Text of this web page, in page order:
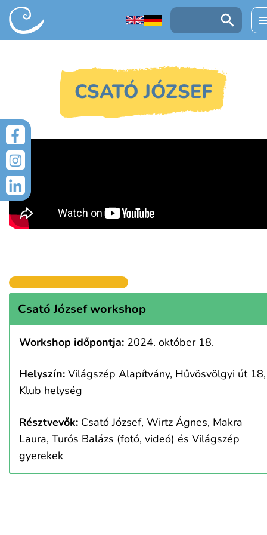
UGRÁS A TARTALOMRA Keresés:
CSATÓ JÓZSEF
Csató József workshop
Workshop időpontja: 2024. október 18.
Helyszín: Világszép Alapítvány, Hűvösvölgyi út 18,
Klub helység
Résztvevők: Csató József, Wirtz Ágnes, Makra
Laura, Turós Balázs (fotó, videó) és Világszép
gyerekek